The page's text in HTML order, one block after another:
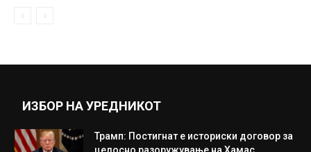
ИЗБОР НА УРЕДНИКОТ
Трамп: Постигнат е историски договор за